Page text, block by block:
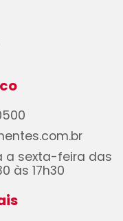
a sexta-feira das
às 17h30